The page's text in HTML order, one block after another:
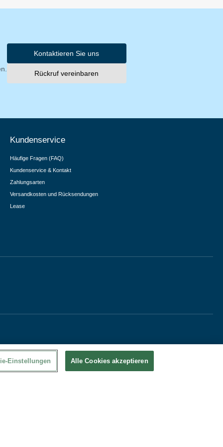
Kontaktieren Sie uns
Rückruf vereinbaren
Kundenservice
Häufige Fragen (FAQ)
Kundenservice & Kontakt
Zahlungsarten
Versandkosten und Rücksendungen
Lease
Einstellungen Alle Cookies akzeptieren